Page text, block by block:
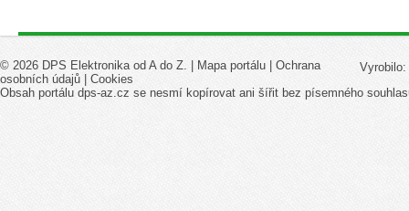
Vyrobilo:
© 2026 DPS Elektronika od A do Z. | Mapa portálu
Ochrana
osobních údajů
Cookies
Obsah portálu dps-az.cz se nesmí kopírovat ani šířit bez písemného